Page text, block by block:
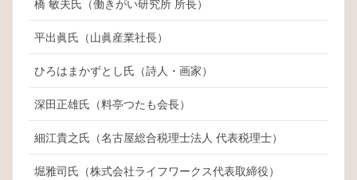
橋 敏夫氏（働きがい研究所 所長）
平出眞氏（山眞産業社長）
ひろはまかずとし氏（詩人・画家）
深田正雄氏（料亭つたも会長）
細江貴之氏（名古屋総合税理士法人 代表税理士）
堀雅司氏（株式会社ライフワークス代表取締役）